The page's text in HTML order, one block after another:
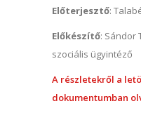
Előterjesztő:
Előkészítő: Sándor
szociális ügyintéző
A részletekről a
dokumentumban